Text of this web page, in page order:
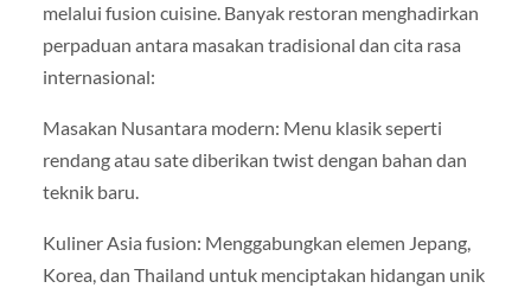
melalui fusion cuisine. Banyak restoran menghadirkan
perpaduan antara masakan tradisional dan cita rasa
internasional:
Masakan Nusantara modern: Menu klasik seperti
rendang atau sate diberikan twist dengan bahan dan
teknik baru.
Kuliner Asia fusion: Menggabungkan elemen Jepang,
Korea, dan Thailand untuk menciptakan hidangan unik